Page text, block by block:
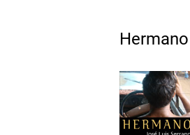
Hermano